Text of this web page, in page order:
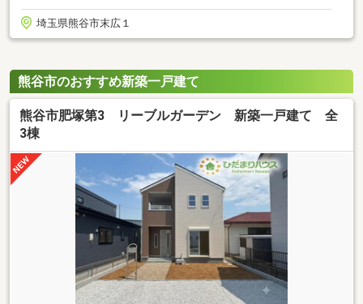
埼玉県熊谷市末広１
熊谷市のおすすめ新築一戸建て
熊谷市肥塚第3 リーブルガーデン 新築一戸建て 全
3棟